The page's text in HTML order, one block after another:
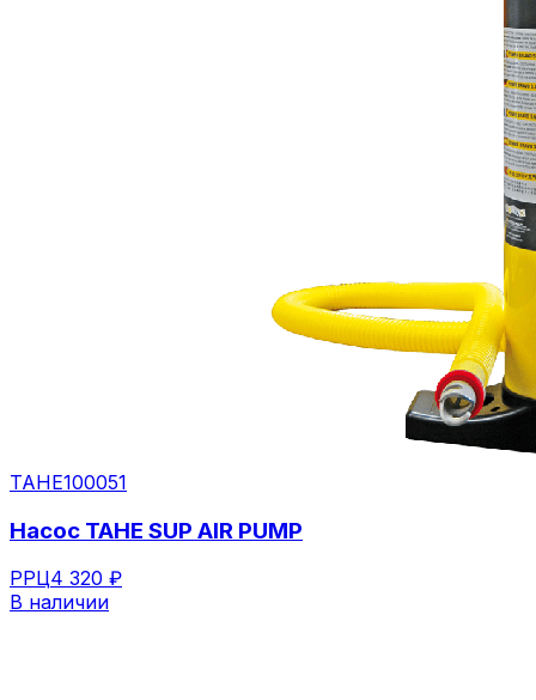
TAHE100051
Насос TAHE SUP AIR PUMP
РРЦ4 320 ₽
В наличии